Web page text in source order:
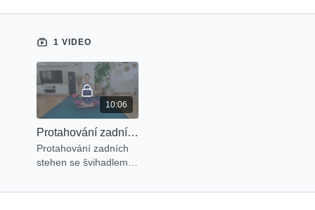
1 VIDEO
10:06
Protahování zadních stehen se švihadlem pro florbal Black Angels 2010
Protahování zadních
stehen se švihadlem
Angels 2010